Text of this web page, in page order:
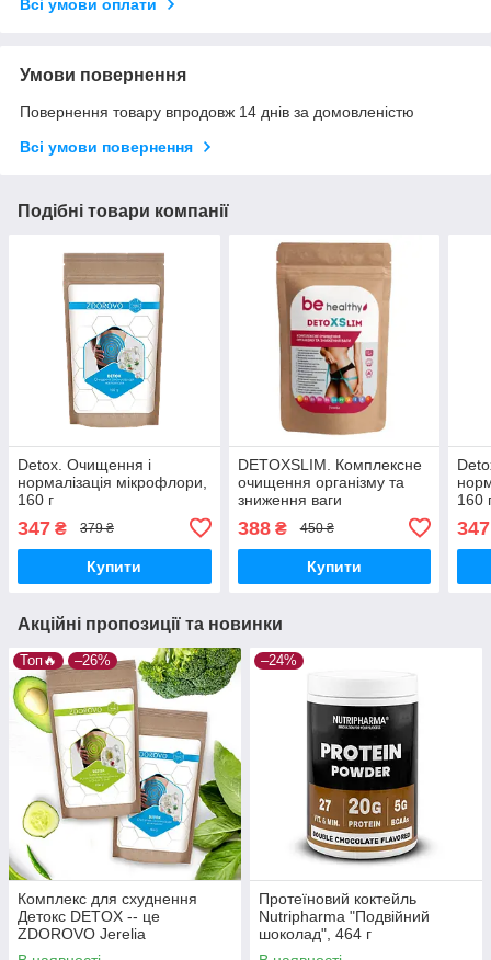
Всі умови оплати
Умови повернення
Повернення товару впродовж 14 днів за домовленістю
Всі умови повернення
Подібні товари компанії
Detox. Очищення і
нормалізація мікрофлори,
160 г
347 ₴ 379 ₴
Купити
DETOXSLIM. Комплексне
очищення організму та
зниження ваги
388₴ 450 ₴
Купити
160
347
Акційні пропозиції та новинки
Топ🔥 –26%
Комплекс для схуднення
Детокс DETOX -- це
ZDOROVO Jerelia
–24%
Протеїновий коктейль
Nutripharma "Подвійний
шоколад", 464 г